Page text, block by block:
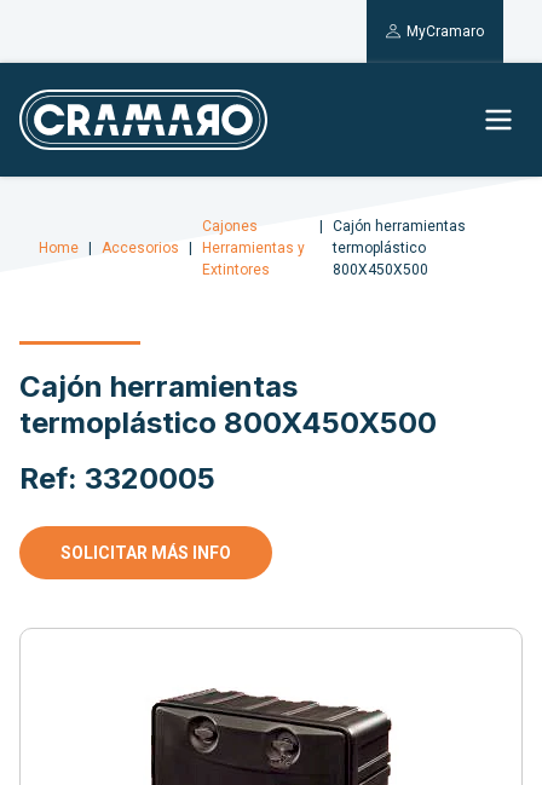
MyCramaro
Home Accesorios
Cajones
Herramientas y
Extintores
Cajón herramientas
termoplástico
800X450X500
Cajón herramientas
termoplástico 800X450X500
Ref: 3320005
SOLICITAR MÁS INFO